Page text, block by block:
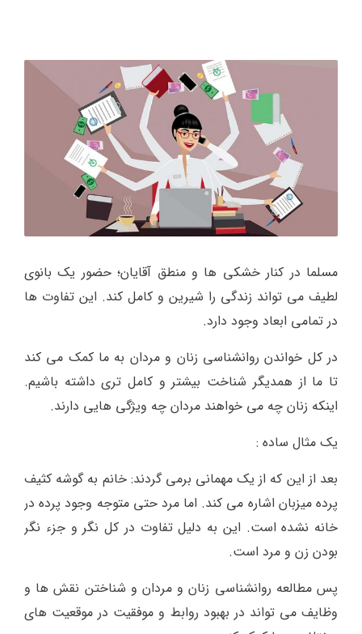
مسلما در کنار خشکی ها و منطق آقایان؛ حضور یک بانوی
لطیف می تواند زندگی را شیرین و کامل کند. این تفاوت ها
در تمامی ابعاد وجود دارد.
در کل خواندن روانشناسی زنان و مردان به ما کمک می کند
تا ما از همدیگر شناخت بیشتر و کامل تری داشته باشیم.
اینکه زنان چه می خواهند مردان چه ویژگی هایی دارند.
یک مثال ساده :
بعد از این که از یک مهمانی برمی گردند: خانم به گوشه کثیف
پرده میزبان اشاره می کند. اما مرد حتی متوجه وجود پرده در
خانه نشده است. این به دلیل تفاوت در کل نگر و جزء نگر
بودن زن و مرد است.
پس مطالعه روانشناسی زنان و مردان و شناختن نقش ها و
وظایف می تواند در بهبود روابط و موفقیت در موقعیت های